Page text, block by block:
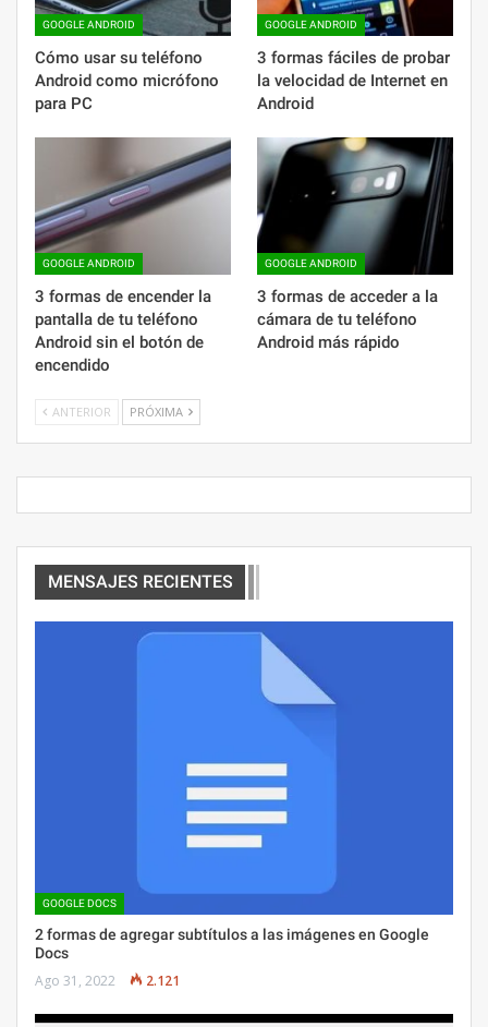
GOOGLE ANDROID
Cómo usar su teléfono
Android como micrófono
para PC
GOOGLE ANDROID
3 formas fáciles de probar
la velocidad de Internet en
Android
GOOGLE ANDROID
3 formas de encender la
pantalla de tu teléfono
Android sin el botón de
encendido
GOOGLE ANDROID
3 formas de acceder a la
cámara de tu teléfono
Android más rápido
ANTERIOR PRÓXIMA
MENSAJES RECIENTES
GOOGLE DOCS
2 formas de agregar subtítulos a las imágenes en Google
Docs
Ago 31, 2022 2.121